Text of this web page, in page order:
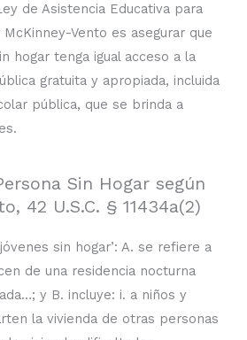
de Asistencia Educativa para
McKinney-Vento es asegurar que
hogar tenga igual acceso a la
gratuita y apropiada, incluida
pública, que se brinda a
Sin Hogar según
42 U.S.C. § 11434a(2)
sin hogar’: A. se refiere a
de una residencia nocturna
y B. incluye: i. a niños y
la vivienda de otras personas